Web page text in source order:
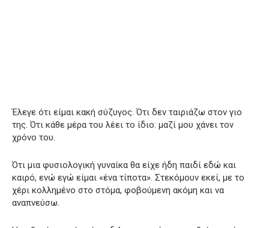
Έλεγε ότι είμαι κακή σύζυγος. Ότι δεν ταιριάζω στον γιο
της. Ότι κάθε μέρα του λέει το ίδιο: μαζί μου χάνει τον
χρόνο του.
Ότι μια φυσιολογική γυναίκα θα είχε ήδη παιδί εδώ και
καιρό, ενώ εγώ είμαι «ένα τίποτα». Στεκόμουν εκεί, με το
χέρι κολλημένο στο στόμα, φοβούμενη ακόμη και να
αναπνεύσω.